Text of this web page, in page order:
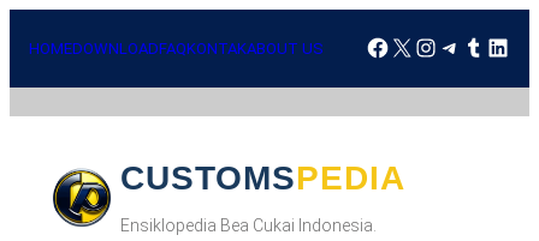
HOMEDOWNLOADFAQKONTAKABOUT US Facebook
X
CUSTOMSPEDIA
Ensiklopedia Bea Cukai Indonesia.